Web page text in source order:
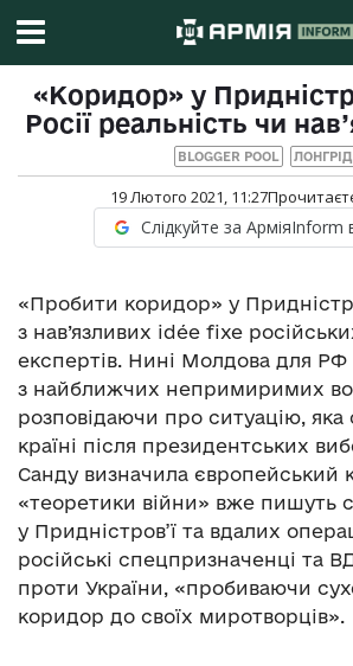
«Коридор» у
Росії реальність чи
BLOGGER POOL ЛОНГРІД
19 Лютого 2021, 11:27
Слідкуйте за АрміяInform
«Пробити коридор» у
з нав’язливих idée fixe
експертів. Нині Молдова для
з найближчих непримиримих
розповідаючи про ситуацію, яка
країні після президентських
Санду визначила європейський
«теоретики війни» вже пишуть
у Придністров’ї та вдалих
російські спецпризначенці та
проти України, «пробиваючи
коридор до своїх миротворців».